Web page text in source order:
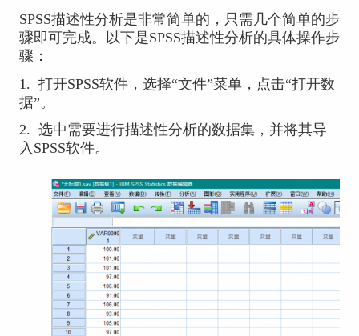
SPSS描述性分析是非常简单的，只需几个简单的步
骤即可完成。以下是SPSS描述性分析的具体操作步
骤：
1. 打开SPSS软件，选择“文件”菜单，点击“打开数
据”。
2. 选中需要进行描述性分析的数据集，并将其导
入SPSS软件。